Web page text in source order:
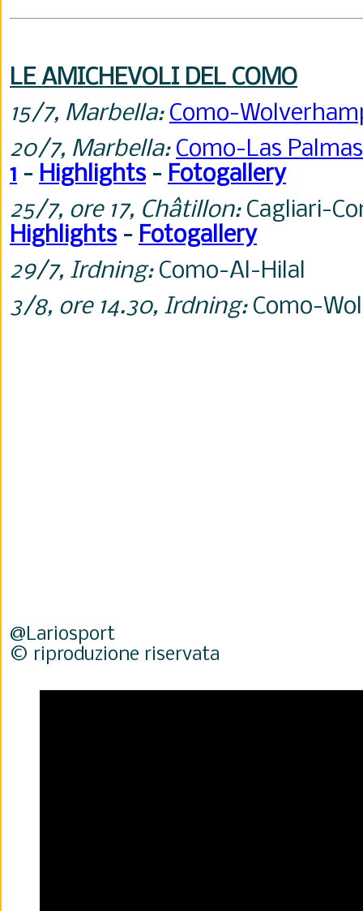
LE AMICHEVOLI DEL COMO
15/7, Marbella: Como-
20/7, Marbella: Como-Las
1 - Highlights - Fotogallery
25/7, ore 17, Châtillon:Cagliari-
Highlights - Fotogallery
29/7, Irdning: Como-Al-Hilal
3/8, ore 14.30, Irdning: Como-
@Lariosport
© riproduzione riservata